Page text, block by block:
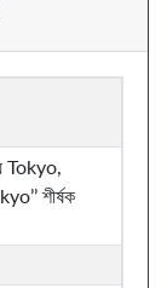
Tokyo,
শীর্ষক